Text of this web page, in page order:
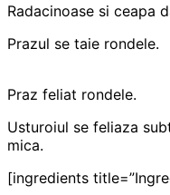
Radacinoase si ceapa
Prazul se taie rondele.
Praz feliat rondele.
Usturoiul se feliaza
mica.
[ingredients